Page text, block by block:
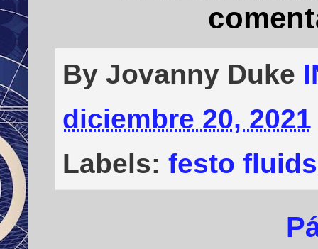
By Jovanny Duke
diciembre 20, 2021
Labels: festo